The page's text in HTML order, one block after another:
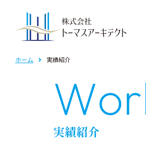
事業紹介TOP
ホーム 実績紹介
実績紹介
Wor